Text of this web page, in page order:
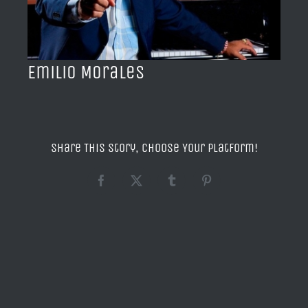
ACERCA DE
Emilio Morales
Share This Story, Choose Your Platform!
Facebook
X TumblrPinterest